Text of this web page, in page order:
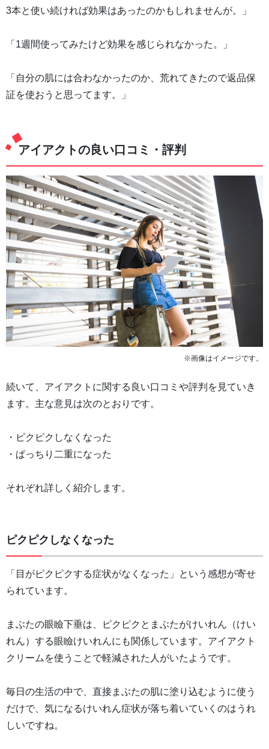
3本と使い続ければ効果はあったのかもしれませんが。」
「1週間使ってみたけど効果を感じられなかった。」
「自分の肌には合わなかったのか、荒れてきたので返品保
証を使おうと思ってます。」
アイアクトの良い口コミ・評判
※画像はイメージです。
続いて、アイアクトに関する良い口コミや評判を見ていき
ます。主な意見は次のとおりです。
・ピクピクしなくなった
・ぱっちり二重になった
それぞれ詳しく紹介します。
ピクピクしなくなった
「目がピクピクする症状がなくなった」という感想が寄せ
られています。
まぶたの眼瞼下垂は、ピクピクとまぶたがけいれん（けい
れん）する眼瞼けいれんにも関係しています。アイアクト
クリームを使うことで軽減された人がいたようです。
毎日の生活の中で、直接まぶたの肌に塗り込むように使う
だけで、気になるけいれん症状が落ち着いていくのはうれ
しいですね。